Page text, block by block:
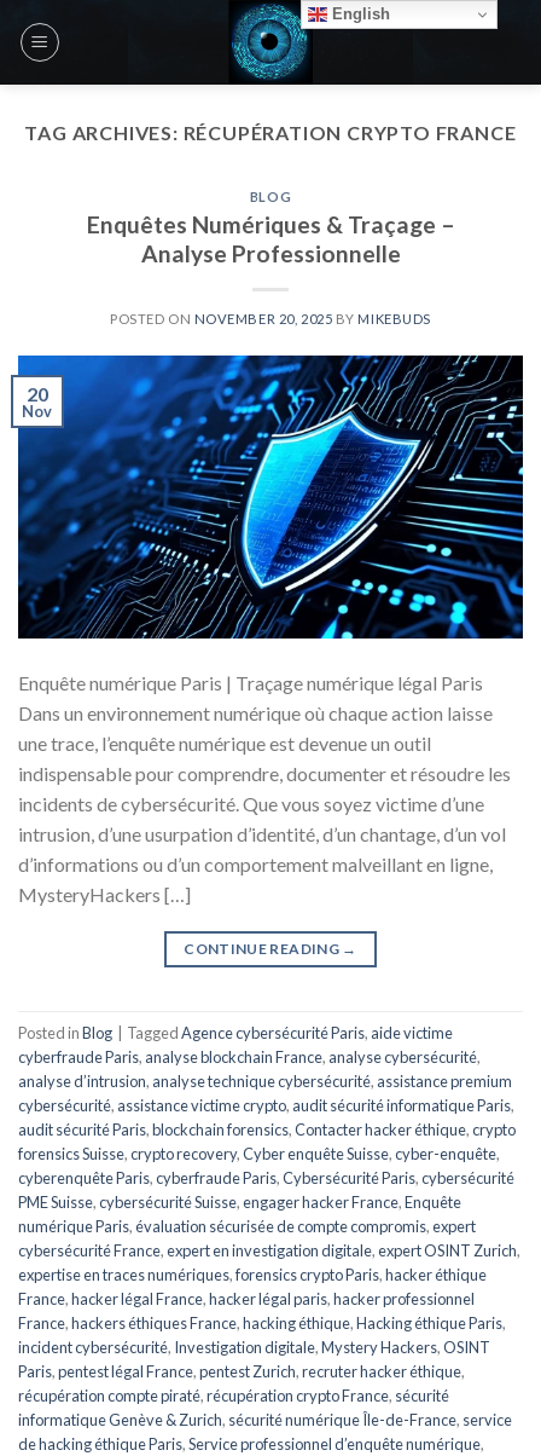
TAG ARCHIVES: RÉCUPÉRATION CRYPTO FRANCE
BLOG
Enquêtes Numériques & Traçage –
Analyse Professionnelle
POSTED ON NOVEMBER 20, 2025 BY MIKEBUDS
20
Nov
Enquête numérique Paris | Traçage numérique légal Paris
Dans un environnement numérique où chaque action laisse
une trace, l’enquête numérique est devenue un outil
indispensable pour comprendre, documenter et résoudre les
incidents de cybersécurité. Que vous soyez victime d’une
intrusion, d’une usurpation d’identité, d’un chantage, d’un vol
d’informations ou d’un comportement malveillant en ligne,
MysteryHackers […]
CONTINUE READING →
Posted inBlog TaggedAgence cybersécurité Paris, aide victime
cyberfraude Paris, analyse blockchain France, analyse cybersécurité,
analyse d’intrusion, analyse technique cybersécurité, assistance premium
cybersécurité, assistance victime crypto, audit sécurité informatique Paris,
audit sécurité Paris,blockchain forensics,Contacter hacker éthique,crypto
forensics Suisse,crypto recovery,Cyber enquête Suisse,cyber-enquête,
cyberenquête Paris,cyberfraude Paris,Cybersécurité Paris,cybersécurité
PME Suisse,cybersécurité Suisse,engager hacker France,Enquête
numérique Paris,évaluation sécurisée de compte compromis,expert
cybersécurité France,expert en investigation digitale,expert OSINT Zurich,
expertise en traces numériques,forensics crypto Paris,hacker éthique
France,hacker légal France,hacker légal paris,hacker professionnel
France,hackers éthiques France,hacking éthique,Hacking éthique Paris,
incident cybersécurité, Investigation digitale,Mystery Hackers,OSINT
Paris,pentest légal France,pentest Zurich,recruter hacker éthique,
récupération compte piraté,récupération crypto France, sécurité
informatique Genève & Zurich, sécurité numérique Île-de-France, service
de hacking éthique Paris,Service professionnel d’enquête numérique,
English